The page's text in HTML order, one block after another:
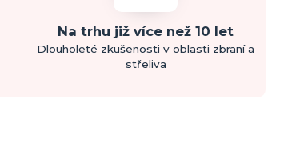
Na trhu již více než 10 let
Dlouholeté zkušenosti v oblasti zbraní a
střeliva